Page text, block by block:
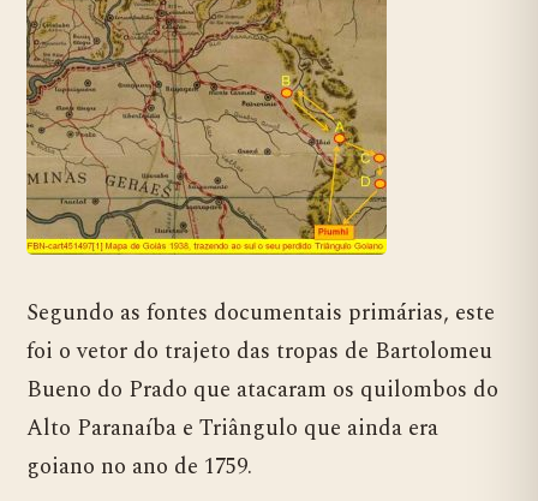
Segundo as fontes documentais primárias, este
foi o vetor do trajeto das tropas de Bartolomeu
Bueno do Prado que atacaram os quilombos do
Alto Paranaíba e Triângulo que ainda era
goiano no ano de 1759.